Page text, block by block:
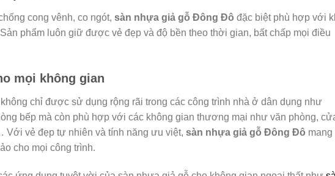
cong vênh, co ngót, sàn nhựa giả gỗ Đông Đô đặc biệt phù hợp với
phẩm luôn giữ được vẻ đẹp và độ bền theo thời gian, bất chấp mọi điều
mọi không gian
không chỉ được sử dụng rộng rãi trong các công trình nhà ở dân dụng như
bếp mà còn phù hợp với các không gian thương mại như văn phòng,
Với vẻ đẹp tự nhiên và tính năng ưu việt, sàn nhựa giả gỗ Đông Đô mang
cho mọi công trình.